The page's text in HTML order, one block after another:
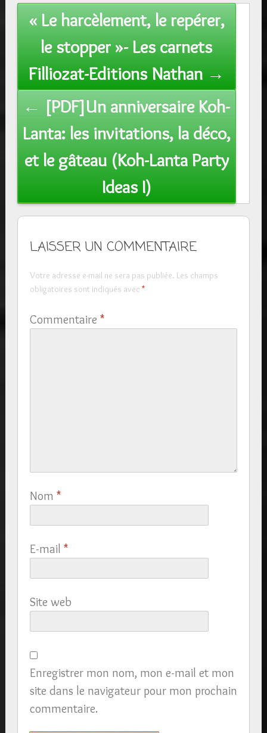
Post
navigation
« Le harcèlement, le repérer,
le stopper »- Les carnets
Filliozat-Editions Nathan →
← [PDF]Un anniversaire Koh-
Lanta: les invitations, la déco,
et le gâteau (Koh-Lanta Party
Ideas I)
LAISSER UN COMMENTAIRE
Votre adresse e-mail ne sera pas publiée. Les champs
obligatoires sont indiqués avec *
Commentaire *
Nom *
E-mail *
Site web
Enregistrer mon nom, mon e-mail et mon
site dans le navigateur pour mon prochain
commentaire.